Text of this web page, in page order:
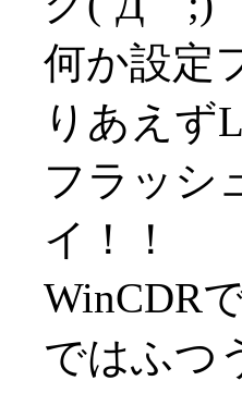
何か設定
りあえず
フラッシ
イ！！
WinCDR
ではふつ